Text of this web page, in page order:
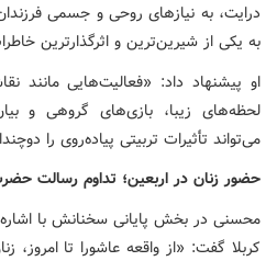
درایت، به نیازهای روحی و جسمی
به یکی از شیرین‌ترین و اثرگذارترین
او پیشنهاد داد: «فعالیت‌هایی مانند
لحظه‌های زیبا، بازی‌های گروهی و
می‌تواند تأثیرات تربیتی پیاده‌روی را
حضور زنان در اربعین؛ تداوم رسالت
محسنی در بخش پایانی سخنانش با
کربلا گفت: «از واقعه عاشورا تا امروز،